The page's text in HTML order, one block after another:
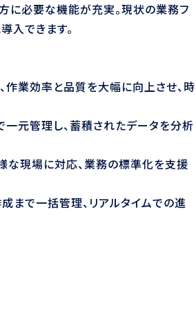
に必要な機能が充実。現状の業務フ
入できます。
作業効率と品質を大幅に向上させ、時
一元管理し、蓄積されたデータを分析
な現場に対応、業務の標準化を支援
まで一括管理、リアルタイムでの進